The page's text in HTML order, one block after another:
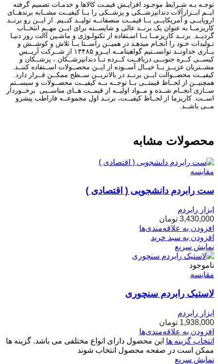
توجـه بـه شـرایط موجـود افزایـش قیمـت کالاها و خدمـات تصمیم گرفته
ایــم ابــزارآلات دندانپزشــکی و پزشــکی را بــا کیفیــت مشــابه برندهــای
اروپایــی و آمریکایــی بــا قیمــت منصفانــه تولیــد کنــیم. از ایــن رو برنــد
کاریزمــا به عنوان یک برنــد عالی و شایســته برای ایــن مهــم انتخــاب
گردیــد. برنــد کاریزمــا بــا اسـتفاده از تکنولـوژی و ماشـین آالت روز دنیـا
تـولیدات خـود را انجـام میدهـد در همیــن راســتا بــا تلاش و کوشــش و
یــاری خداونــد توانســتیم گواهینامــه ایــزو ۱۳۴۸۵ از شــرکت آریــس
کیســی کــره جنوبــی دریافــت کــرده تــا دندانپزشــکان ، پزشــکان و
مشــتریان عزیــز بــا خیــال آســوده از ایــن محصــولات اســتفاده کننــد.
کیفیــت محصــوالت ایــن برنــد در بالاتریــن ســطح ممکــن قــرار دارد.
همچنیــن از لحــاظ قیمتــی بــا توجــه بــه کیفیــت محصــولات و سیســتم
ســازی انجــام شــده و مــواد اولیــه از قیمــت هــای مناســبی برخــوردار
اســت. کاریزما از لحــاظ کیفیــت، برنــد اول مجموعــه فاراطب پیشرو
مــی باشــد.
محصولات مشابه
مقایسه
ست رابردم دانشجویی ( اقتصادی )
ابزار رابردم
3,430,000 تومان
افزودن به علاقه‌مندی‌ها
افزودن به سبد خرید
نمایش سریع
ناموجود
مقایسه
لاستیک رابردم سنچوری
ابزار رابردم
1,938,000 تومان
افزودن به علاقه‌مندی‌ها
انتخاب گزینه ها این محصول دارای انواع مختلفی می باشد. گزینه ها
ممکن است در صفحه محصول انتخاب شوند
نمایش سریع